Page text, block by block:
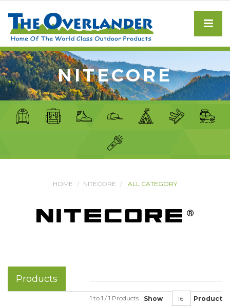
NITECORE
HOME NITECORE ALL CATEGORY
Products
Show Product
1 to 1 / 1 Products